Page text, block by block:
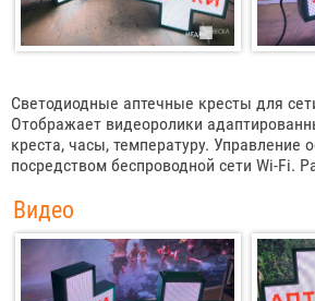
Светодиодные аптечные кресты для
Отображает видеоролики
креста, часы, температуру. Управление
посредством беспроводной сети Wi-Fi.
Видео